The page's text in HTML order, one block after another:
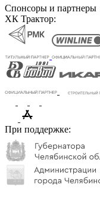
Спонсоры и партнеры
ХК Трактор:
При поддержке: